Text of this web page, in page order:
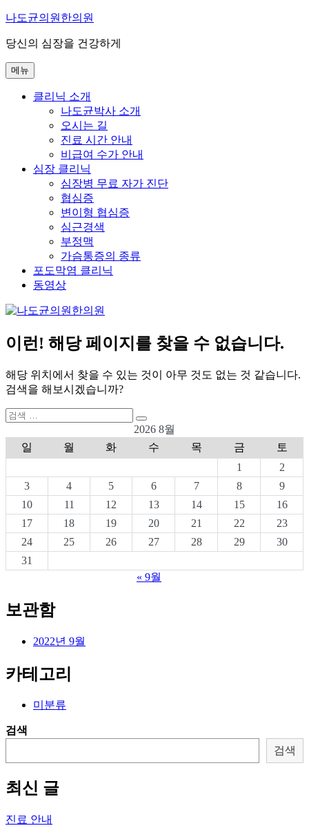
콘
츠
로
바
나도균의원한의원
당신의 심장을 건강하게
메뉴
클리닉 소개
나도균박사 소개
오시는 길
진료 시간 안내
비급여 수가 안내
심장 클리닉
심장병 무료 자가 진단
협심증
변이형 협심증
심근경색
부정맥
가슴통증의 종류
포도막염 클리닉
동영상
이런! 해당 페이지를 찾을 수 없습니다.
해당 위치에서 찾을 수 있는 것이 아무 것도 없는 것 같습니다.
검색을 해보시겠습니까?
검
검
색
2026 8월
일
월 화 수 목 금
토
1
2
3
4 5 6 7 8
9
10
11 12 13 14 15
16
17
18 19 20 21 22
23
24
25 26 27 28 29
30
31
« 9월
보관함
2022년 9월
카테고리
미분류
검색
검색
최신 글
진료 안내